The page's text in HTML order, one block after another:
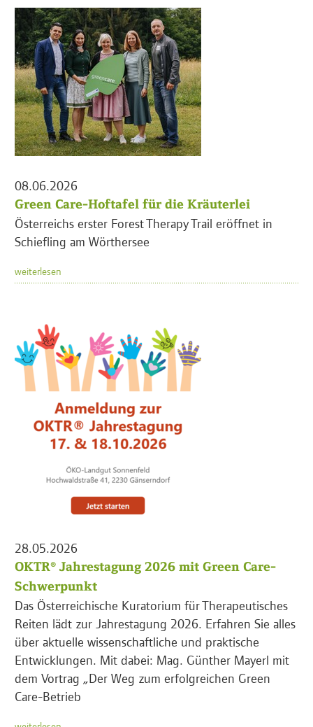
08.06.2026
Green Care-Hoftafel für die Kräuterlei
Österreichs erster Forest Therapy Trail eröffnet in
Schiefling am Wörthersee
weiterlesen
28.05.2026
OKTR® Jahrestagung 2026 mit Green Care-
Schwerpunkt
Das Österreichische Kuratorium für Therapeutisches
Reiten lädt zur Jahrestagung 2026. Erfahren Sie alles
über aktuelle wissenschaftliche und praktische
Entwicklungen. Mit dabei: Mag. Günther Mayerl mit
dem Vortrag „Der Weg zum erfolgreichen Green
Care-Betrieb